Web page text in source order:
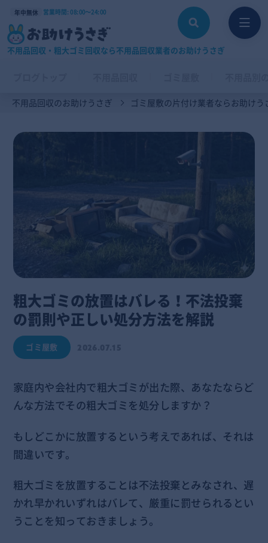
年中無休 営業時間: 08:00〜24:00
不用品回収・粗大ゴミ回収なら不用品回収業者のお助けうさぎ
不用品回収のお助けうさぎ ゴミ屋敷の片付け業者ならお助けう
粗大ゴミの放置はバレる！不法投棄
の罰則や正しい処分方法を解説
ゴミ屋敷
家庭内や会社内で粗大ゴミが出た際、あなたならど
んな方法でその粗大ゴミを処分しますか？
もしどこかに放置するという考えであれば、それは
間違いです。
粗大ゴミを放置することは不法投棄とみなされ、遅
かれ早かれいずれはバレて、厳重に罰せられるとい
うことを知っておきましょう。